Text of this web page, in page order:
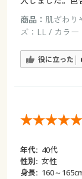
商品： 肌ざわり
ズ：LL / カラー
役に立った
年代: 40代
性別: 女性
身長: 160～